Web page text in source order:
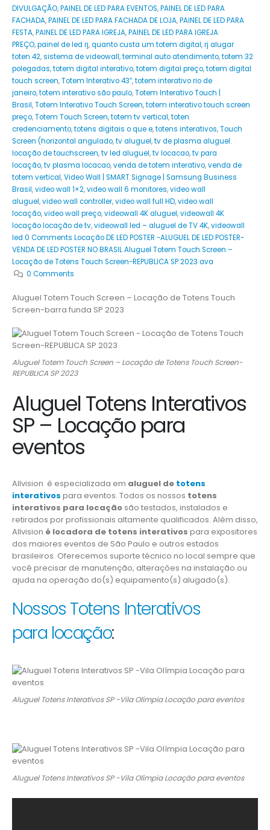
DIVULGAÇÃO,PAINEL DE LED PARA EVENTOS,PAINEL DE LED PARA
FACHADA,PAINEL DE LED PARA FACHADA DE LOJA,PAINEL DE LED PARA
FESTA,PAINEL DE LED PARA IGREJA,PAINEL DE LED PARA IGREJA
PREÇO,painel de led rj,quanto custa um totem digital,rj alugar
toten 42,sistema de videowall,terminal auto atendimento,totem 32
polegadas,totem digital interativo,totem digital preço,totem digital
touch screen,Totem Interativo 43”,totem interativo rio de
janeiro,totem interativo são paulo,Totem Interativo Touch |
Brasil,Totem Interativo Touch Screen,totem interativo touch screen
preço,Totem Touch Screen,totem tv vertical,toten
credenciamento,totens digitais o que e,totens interativos,Touch
Screen (horizontal angulado,tv aluguel,tv de plasma aluguel.
locação de touchscreen,tv led aluguel,tv locacao,tv para
locação,tv plasma locacao,venda de totem interativo,venda de
totem vertical,Video Wall | SMART Signage | Samsung Business
Brasil,video wall 1×2,video wall 6 monitores,video wall
aluguel,video wall controller,video wall full HD,video wall
locação,video wall preço,videowall 4K aluguel,videowall 4K
locação locação de tv,videowall led – aluguel de TV 4K,videowall
led 0 Comments Locação DE LED POSTER -ALUGUEL DE LED POSTER-
VENDA DE LED POSTER NO BRASIL Aluguel Totem Touch Screen –
Locação de Totens Touch Screen-REPUBLICA SP 2023 ava
0 Comments
Aluguel Totem Touch Screen – Locação de Totens Touch
Screen-barra funda SP 2023
Aluguel Totem Touch Screen – Locação de Totens Touch Screen-
REPUBLICA SP 2023
Aluguel Totens Interativos
SP – Locação para
eventos
Allvision é especializada em aluguel de totens
interativos para eventos. Todos os nossos totens
interativos para locação são testados, instalados e
retirados por profissionais altamente qualificados. Além disso,
Allvision é locadora de totens interativos para expositores
dos maiores eventos de São Paulo e outros estados
brasileiros. Oferecemos suporte técnico no local sempre que
você precisar de manutenção, alterações na instalação ou
ajuda na operação do(s) equipamento(s) alugado(s).
Nossos Totens Interativos
para locação:
Aluguel Totens Interativos SP -Vila Olímpia Locação para eventos
Aluguel Totens Interativos SP -Vila Olímpia Locação para eventos